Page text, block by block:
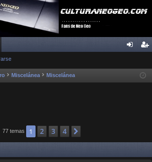
ist
Miscelánea Miscelánea
77 temas 1 2 3 4